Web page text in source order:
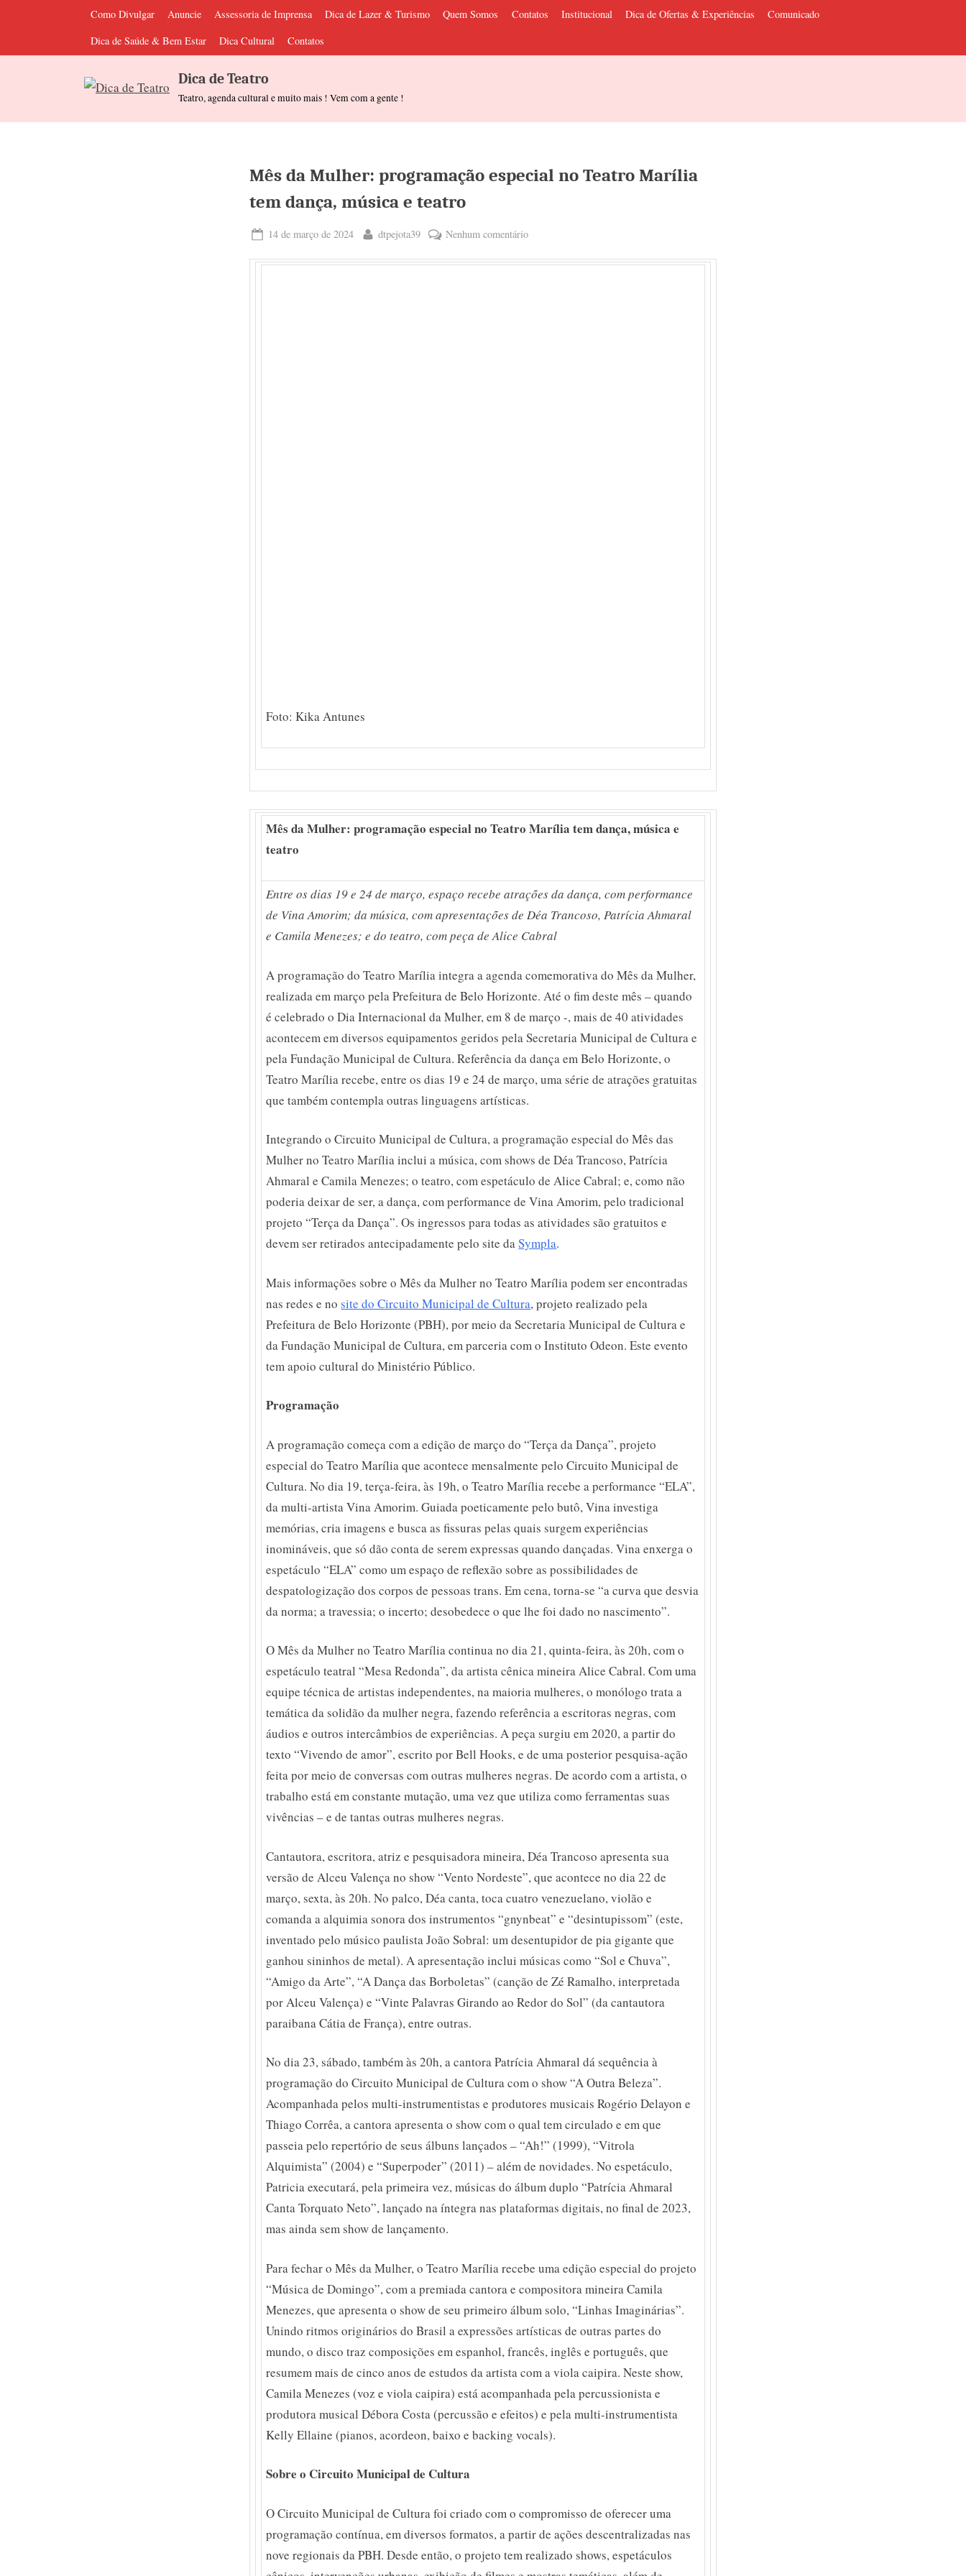
content
Como Divulgar Anuncie Assessoria de Imprensa Dica de Lazer & Turismo Quem Somos Contatos Institucional Dica de Ofertas & Experiências
Comunicado
Dica de Saúde & Bem Estar
Dica Cultural Contatos
Dica de Teatro
Teatro, agenda cultural e muito mais ! Vem com a gente !
Mês da Mulher: programação especial no Teatro Marília
tem dança, música e teatro
Posted
14 de março de 2024 By
dtpejota39 Nenhum comentárioem
da
Foto: Kika Antunes
Mês da Mulher: programação especial no Teatro Marília tem dança, música e
teatro
Entre os dias 19 e 24 de março, espaço recebe atrações da dança, com performance
de Vina Amorim; da música, com apresentações de Déa Trancoso, Patrícia Ahmaral
e Camila Menezes; e do teatro, com peça de Alice Cabral
A programação do Teatro Marília integra a agenda comemorativa do Mês da Mulher,
realizada em março pela Prefeitura de Belo Horizonte. Até o fim deste mês – quando
é celebrado o Dia Internacional da Mulher, em 8 de março -, mais de 40 atividades
acontecem em diversos equipamentos geridos pela Secretaria Municipal de Cultura e
pela Fundação Municipal de Cultura. Referência da dança em Belo Horizonte, o
Teatro Marília recebe, entre os dias 19 e 24 de março, uma série de atrações gratuitas
que também contempla outras linguagens artísticas.
Integrando o Circuito Municipal de Cultura, a programação especial do Mês das
Mulher no Teatro Marília inclui a música, com shows de Déa Trancoso, Patrícia
Ahmaral e Camila Menezes; o teatro, com espetáculo de Alice Cabral; e, como não
poderia deixar de ser, a dança, com performance de Vina Amorim, pelo tradicional
projeto “Terça da Dança”. Os ingressos para todas as atividades são gratuitos e
devem ser retirados antecipadamente pelo site daSympla.
Mais informações sobre o Mês da Mulher no Teatro Marília podem ser encontradas
nas redes e nosite do Circuito Municipal de Cultura, projeto realizado pela
Prefeitura de Belo Horizonte (PBH), por meio da Secretaria Municipal de Cultura e
da Fundação Municipal de Cultura, em parceria com o Instituto Odeon. Este evento
tem apoio cultural do Ministério Público.
Programação
A programação começa com a edição de março do “Terça da Dança”, projeto
especial do Teatro Marília que acontece mensalmente pelo Circuito Municipal de
Cultura. No dia 19, terça-feira, às 19h, o Teatro Marília recebe a performance “ELA”,
da multi-artista Vina Amorim. Guiada poeticamente pelo butô, Vina investiga
memórias, cria imagens e busca as fissuras pelas quais surgem experiências
inomináveis, que só dão conta de serem expressas quando dançadas. Vina enxerga o
espetáculo “ELA” como um espaço de reflexão sobre as possibilidades de
despatologização dos corpos de pessoas trans. Em cena, torna-se “a curva que desvia
da norma; a travessia; o incerto; desobedece o que lhe foi dado no nascimento”.
O Mês da Mulher no Teatro Marília continua no dia 21, quinta-feira, às 20h, com o
espetáculo teatral “Mesa Redonda”, da artista cênica mineira Alice Cabral. Com uma
equipe técnica de artistas independentes, na maioria mulheres, o monólogo trata a
temática da solidão da mulher negra, fazendo referência a escritoras negras, com
áudios e outros intercâmbios de experiências. A peça surgiu em 2020, a partir do
texto “Vivendo de amor”, escrito por Bell Hooks, e de uma posterior pesquisa-ação
feita por meio de conversas com outras mulheres negras. De acordo com a artista, o
trabalho está em constante mutação, uma vez que utiliza como ferramentas suas
vivências – e de tantas outras mulheres negras.
Cantautora, escritora, atriz e pesquisadora mineira, Déa Trancoso apresenta sua
versão de Alceu Valença no show “Vento Nordeste”, que acontece no dia 22 de
março, sexta, às 20h. No palco, Déa canta, toca cuatro venezuelano, violão e
comanda a alquimia sonora dos instrumentos “gnynbeat” e “desintupissom” (este,
inventado pelo músico paulista João Sobral: um desentupidor de pia gigante que
ganhou sininhos de metal). A apresentação inclui músicas como “Sol e Chuva”,
“Amigo da Arte”, “A Dança das Borboletas” (canção de Zé Ramalho, interpretada
por Alceu Valença) e “Vinte Palavras Girando ao Redor do Sol” (da cantautora
paraibana Cátia de França), entre outras.
No dia 23, sábado, também às 20h, a cantora Patrícia Ahmaral dá sequência à
programação do Circuito Municipal de Cultura com o show “A Outra Beleza”.
Acompanhada pelos multi-instrumentistas e produtores musicais Rogério Delayon e
Thiago Corrêa, a cantora apresenta o show com o qual tem circulado e em que
passeia pelo repertório de seus álbuns lançados – “Ah!” (1999), “Vitrola
Alquimista” (2004) e “Superpoder” (2011) – além de novidades. No espetáculo,
Patricia executará, pela primeira vez, músicas do álbum duplo “Patrícia Ahmaral
Canta Torquato Neto”, lançado na íntegra nas plataformas digitais, no final de 2023,
mas ainda sem show de lançamento.
Para fechar o Mês da Mulher, o Teatro Marília recebe uma edição especial do projeto
“Música de Domingo”, com a premiada cantora e compositora mineira Camila
Menezes, que apresenta o show de seu primeiro álbum solo, “Linhas Imaginárias”.
Unindo ritmos originários do Brasil a expressões artísticas de outras partes do
mundo, o disco traz composições em espanhol, francês, inglês e português, que
resumem mais de cinco anos de estudos da artista com a viola caipira. Neste show,
Camila Menezes (voz e viola caipira) está acompanhada pela percussionista e
produtora musical Débora Costa (percussão e efeitos) e pela multi-instrumentista
Kelly Ellaine (pianos, acordeon, baixo e backing vocals).
Sobre o Circuito Municipal de Cultura
O Circuito Municipal de Cultura foi criado com o compromisso de oferecer uma
programação contínua, em diversos formatos, a partir de ações descentralizadas nas
nove regionais da PBH. Desde então, o projeto tem realizado shows, espetáculos